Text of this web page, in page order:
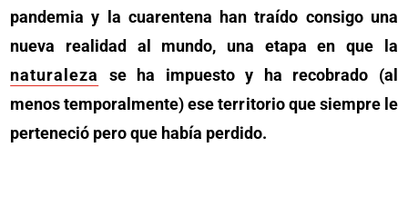
pandemia y la cuarentena han traído consigo una
nueva realidad al mundo, una etapa en que la
naturaleza
se ha impuesto y ha recobrado (al
menos temporalmente) ese territorio que siempre le
perteneció pero que había perdido.